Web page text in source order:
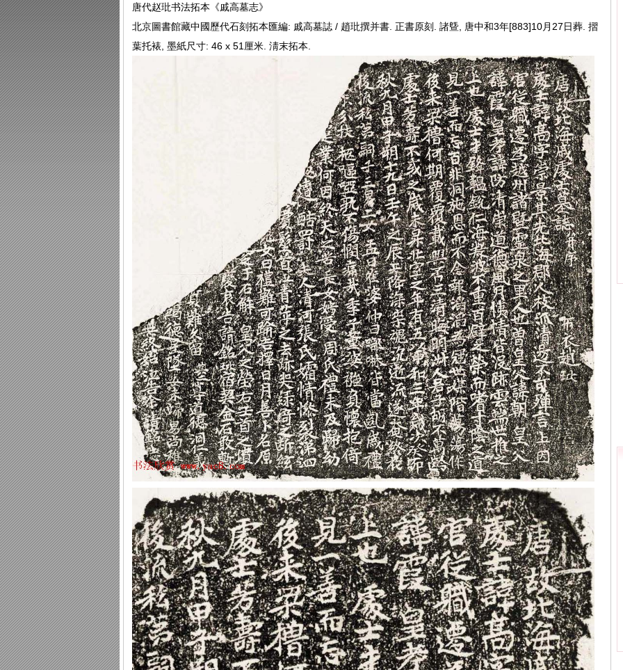
唐代赵玭书法拓本《戚高墓志》
北京圖書館藏中國歷代石刻拓本匯編: 戚高墓誌 / 趙玭撰并書. 正書原刻. 諸曁, 唐中和3年[883]10月27日葬. 摺
葉托裱, 墨紙尺寸: 46 x 51厘米. 淸末拓本.